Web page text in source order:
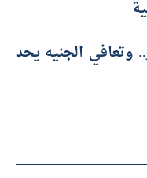
في مصر.. وتعافي الجنيه يحد